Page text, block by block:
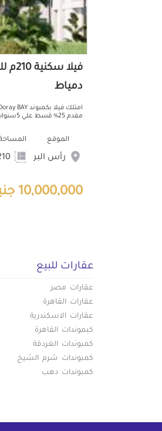
فيلا
دمياط
مقدم 25% قسط علي 5سنوات
الموقع
رأس البر
10,000,000 جنيه
عقارات للبيع
عقارات مصر
عقارات القاهرة
عقارات الاسكندرية
كبموندات القاهرة
كمبوندات الغردقة
كمبوندات شرم الشيخ
كمبوندات دهب